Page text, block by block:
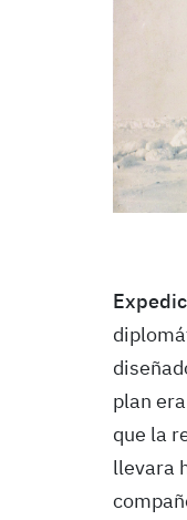
plan
que la
llevara